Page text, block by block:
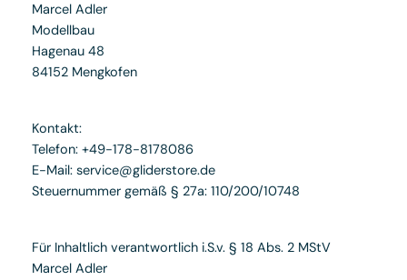
Marcel Adler
Modellbau
Hagenau 48
84152 Mengkofen
Kontakt:
Telefon: +49-178-8178086
E-Mail: service@gliderstore.de
Steuernummer gemäß § 27a: 110/200/10748
Für Inhaltlich verantwortlich i.S.v. § 18 Abs. 2 MStV
Marcel Adler